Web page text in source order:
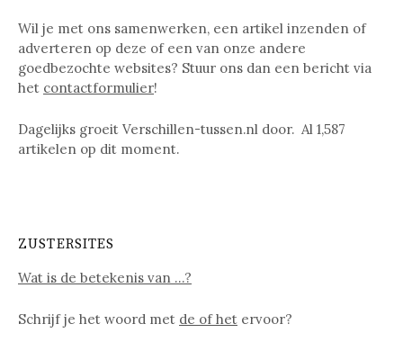
Wil je met ons samenwerken, een artikel inzenden of
adverteren op deze of een van onze andere
goedbezochte websites? Stuur ons dan een bericht via
het contactformulier!
Dagelijks groeit Verschillen-tussen.nl door. Al 1,587
artikelen op dit moment.
ZUSTERSITES
Wat is de betekenis van …?
Schrijf je het woord met de of het ervoor?